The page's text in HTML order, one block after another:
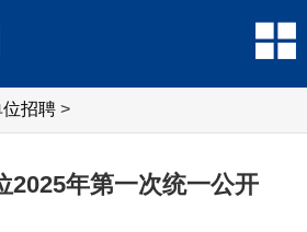
招聘 >
2025年第一次统一公开